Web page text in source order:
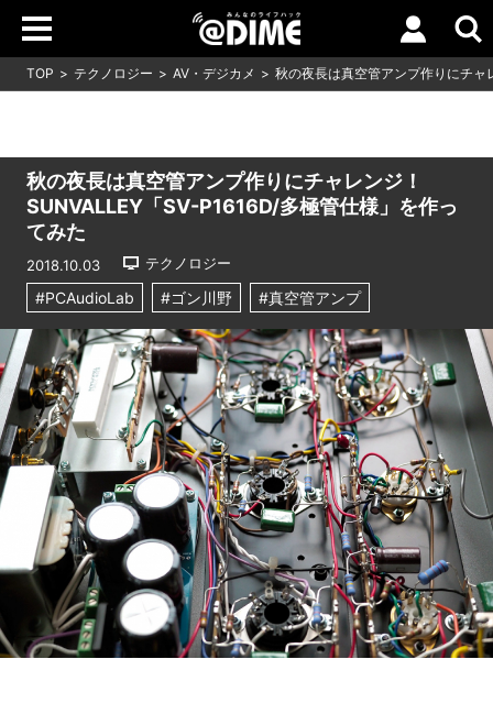
TOP テクノロジー AV・デジカメ 秋の夜長は真空管アンプ作りにチ
秋の夜長は真空管アンプ作りにチャレンジ！
SUNVALLEY「SV-P1616D/多極管仕様」を作っ
てみた
2018.10.03 テクノロジー
#PCAudioLab #ゴン川野 #真空管アンプ